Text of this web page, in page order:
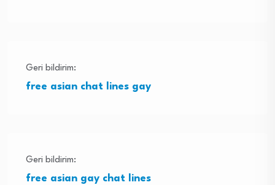
Geri bildirim:
free asian chat lines gay
Geri bildirim:
free asian gay chat lines